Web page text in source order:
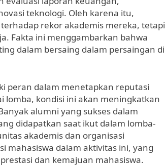
teknologi. Oleh karena itu,
rekor akademis mereka, tetapi
Fakta ini menggambarkan bahwa
dalam bersaing dalam persaingan di
peran dalam menetapkan reputasi
lomba, kondisi ini akan meningkatkan
alumni yang sukses dalam
didapatkan saat ikut dalam lomba-
akademis dan organisasi
mahasiswa dalam aktivitas ini, yang
dan kemajuan mahasiswa.